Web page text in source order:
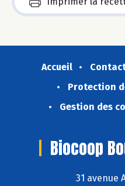
Accueil
Protection
Gestion des
Biocoop
31 avenue